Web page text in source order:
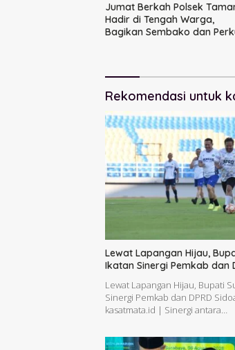
Jumat Berkah Polsek
Hadir di Tengah Warga,
Bagikan Sembako dan
Rekomendasi untuk
Lewat Lapangan Hijau,
Ikatan Sinergi Pemkab dan
Lewat Lapangan Hijau, Bupati
Sinergi Pemkab dan DPRD
kasatmata.id | Sinergi antara…